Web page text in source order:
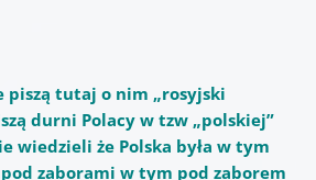
piszą tutaj o nim „rosyjski
durni Polacy w tzw „polskiej”
wiedzieli że Polska była w tym
pod zaborami w tym pod zaborem